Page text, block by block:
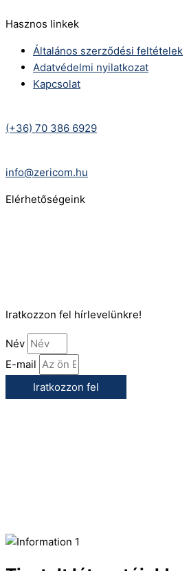
Hasznos linkek
Általános szerződési feltételek
Adatvédelmi nyilatkozat
Kapcsolat
(+36) 70 386 6929
info@zericom.hu
Elérhetőségeink
Iratkozzon fel hírlevelünkre!
Név
E-mail
Iratkozzon fel